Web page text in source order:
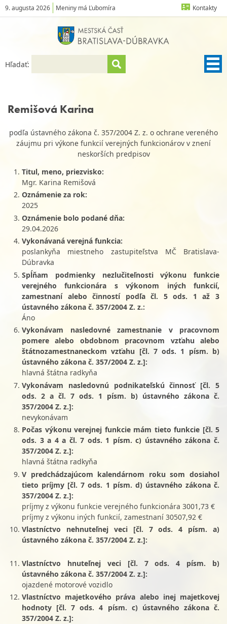
9. augusta 2026 Meniny má Ľubomíra Kontakty
Hľadať:
Remišová Karina
podľa ústavného zákona č. 357/2004 Z. z. o ochrane vereného
záujmu pri výkone funkcií verejných funkcionárov v znení
neskorších predpisov
Titul, meno, priezvisko:
Mgr. Karina Remišová
Oznámenie za rok:
2025
Oznámenie bolo podané dňa:
29.04.2026
Vykonávaná verejná funkcia:
poslankyňa miestneho zastupiteľstva MČ Bratislava-
Dúbravka
Spĺňam podmienky nezlučiteľnosti výkonu funkcie
verejného funkcionára s výkonom iných funkcií,
zamestnaní alebo činností podľa čl. 5 ods. 1 až 3
ústavného zákona č. 357/2004 Z. z.:
Áno
Vykonávam nasledovné zamestnanie v pracovnom
pomere alebo obdobnom pracovnom vzťahu alebo
štátnozamestnaneckom vzťahu [čl. 7 ods. 1 písm. b)
ústavného zákona č. 357/2004 Z. z.]:
hlavná štátna radkyňa
Vykonávam nasledovnú podnikateľskú činnosť [čl. 5
ods. 2 a čl. 7 ods. 1 písm. b) ústavného zákona č.
357/2004 Z. z.]:
nevykonávam
Počas výkonu verejnej funkcie mám tieto funkcie [čl. 5
ods. 3 a 4 a čl. 7 ods. 1 písm. c) ústavného zákona č.
357/2004 Z. z.]:
hlavná štátna radkyňa
V predchádzajúcom kalendárnom roku som dosiahol
tieto príjmy [čl. 7 ods. 1 písm. d) ústavného zákona č.
357/2004 Z. z.]:
príjmy z výkonu funkcie verejného funkcionára 3001,73 €
príjmy z výkonu iných funkcií, zamestnaní 30507,92 €
Vlastníctvo nehnuteľnej veci [čl. 7 ods. 4 písm. a)
ústavného zákona č. 357/2004 Z. z.]:
Vlastníctvo hnuteľnej veci [čl. 7 ods. 4 písm. b)
ústavného zákona č. 357/2004 Z. z.]:
ojazdené motorové vozidlo
Vlastníctvo majetkového práva alebo inej majetkovej
hodnoty [čl. 7 ods. 4 písm. c) ústavného zákona č.
357/2004 Z. z.]: